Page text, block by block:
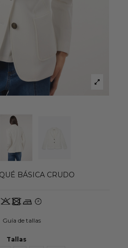
BÁSICA CRUDO
Guía de tallas
Tallas